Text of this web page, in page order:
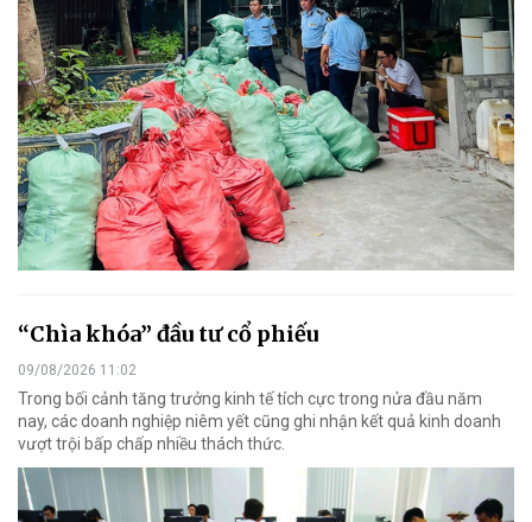
“Chìa khóa” đầu tư cổ phiếu
09/08/2026 11:02
Trong bối cảnh tăng trưởng kinh tế tích cực trong nửa đầu năm
nay, các doanh nghiệp niêm yết cũng ghi nhận kết quả kinh doanh
vượt trội bấp chấp nhiều thách thức.